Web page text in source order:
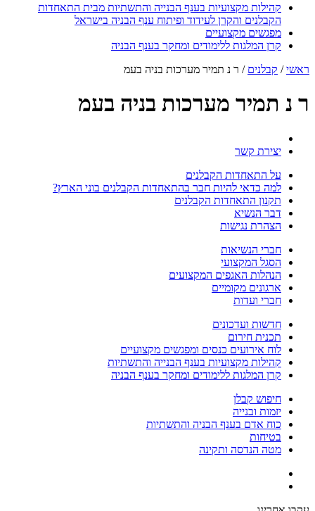
קהילות מקצועיות בענף הבנייה והתשתיות מבית התאחדות
הקבלנים והקרן לעידוד ופיתוח ענף הבניה בישראל
מפגשים מקצועיים
קרן המלגות ללימודים ומחקר בענף הבניה
ראשי/ קבלנים / ר נ תמיר מערכות בניה בעמ
ר נ תמיר מערכות בניה בעמ
יצירת קשר
על התאחדות הקבלנים
למה כדאי להיות חבר בהתאחדות הקבלנים בוני הארץ?
תקנון התאחדות הקבלנים
דבר הנשיא
הצהרת נגישות
חברי הנשיאות
הסגל המקצועי
הנהלות האגפים המקצועים
ארגונים מקומיים
חברי ועדות
חדשות ועדכונים
תכנית חירום
לוח אירועים כנסים ומפגשים מקצועיים
קהילות מקצועיות בענף הבנייה והתשתיות
קרן המלגות ללימודים ומחקר בענף הבניה
חיפוש קבלן
יזמות ובנייה
כוח אדם בענף הבניה והתשתיות
בטיחות
מטה הנדסה ותקינה